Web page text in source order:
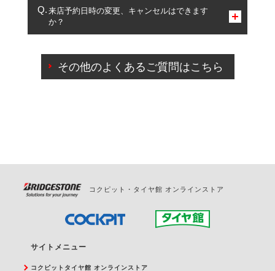
複数サービスのご予約は可能です。
一部の商品・サービスの組み合わせに限り、同時にご予約が
出来ないものもございます。
来店予約日時の変更、キャンセルはできます
か？
ご来店予約日の3営業日前を過ぎている場合のご予約
の日時変更につきましては、直接ご予約の店舗まで
その他のよくあるご質問はこちら
コクピット・タイヤ館 オンラインストア
サイトメニュー
コクピットタイヤ館 オンラインストア